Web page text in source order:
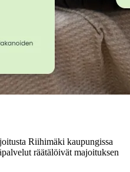
Riihimäki kaupungissa
räätälöivät majoituksen